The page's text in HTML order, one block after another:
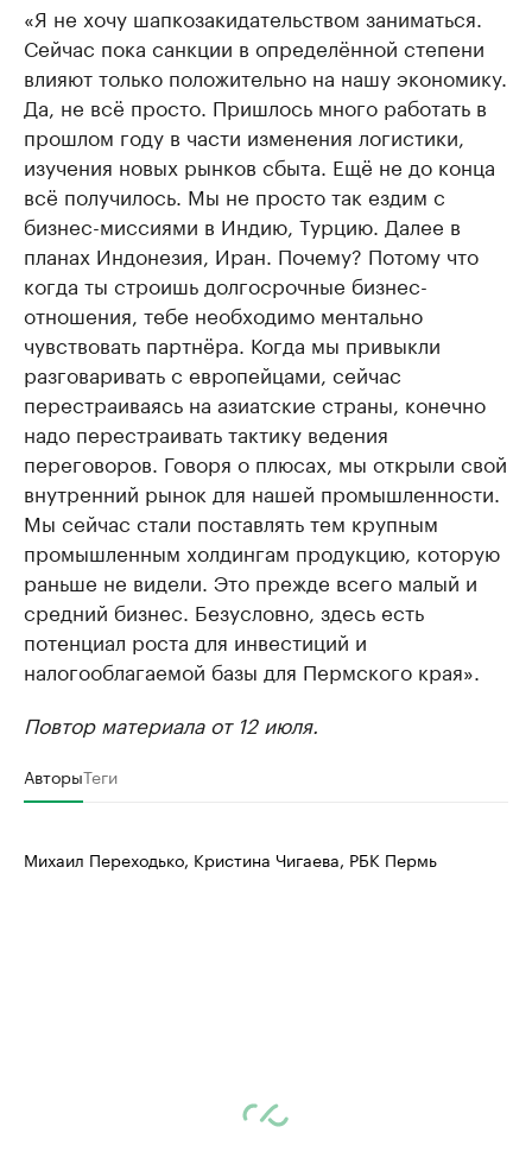
«Я не хочу шапкозакидательством заниматься.
Сейчас пока санкции в определённой степени
влияют только положительно на нашу экономику.
Да, не всё просто. Пришлось много работать в
прошлом году в части изменения логистики,
изучения новых рынков сбыта. Ещё не до конца
всё получилось. Мы не просто так ездим с
бизнес-миссиями в Индию, Турцию. Далее в
планах Индонезия, Иран. Почему? Потому что
когда ты строишь долгосрочные бизнес-
отношения, тебе необходимо ментально
чувствовать партнёра. Когда мы привыкли
разговаривать с европейцами, сейчас
перестраиваясь на азиатские страны, конечно
надо перестраивать тактику ведения
переговоров. Говоря о плюсах, мы открыли свой
внутренний рынок для нашей промышленности.
Мы сейчас стали поставлять тем крупным
промышленным холдингам продукцию, которую
раньше не видели. Это прежде всего малый и
средний бизнес. Безусловно, здесь есть
потенциал роста для инвестиций и
налогооблагаемой базы для Пермского края».
Повтор материала от 12 июля.
АвторыТеги
Михаил Переходько, Кристина Чигаева, РБК Пермь